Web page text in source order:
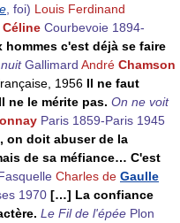
, foi) Louis Ferdinand
Céline Courbevoie 1894-
hommes c'est déjà se faire
Gallimard André Chamson
1956 Il ne faut
ne le mérite pas. On ne voit
Paris 1859-Paris 1945
on doit abuser de la
de sa méfiance… C'est
Charles de Gaulle
1970 […] La confiance
Le Fil de l'épée Plon